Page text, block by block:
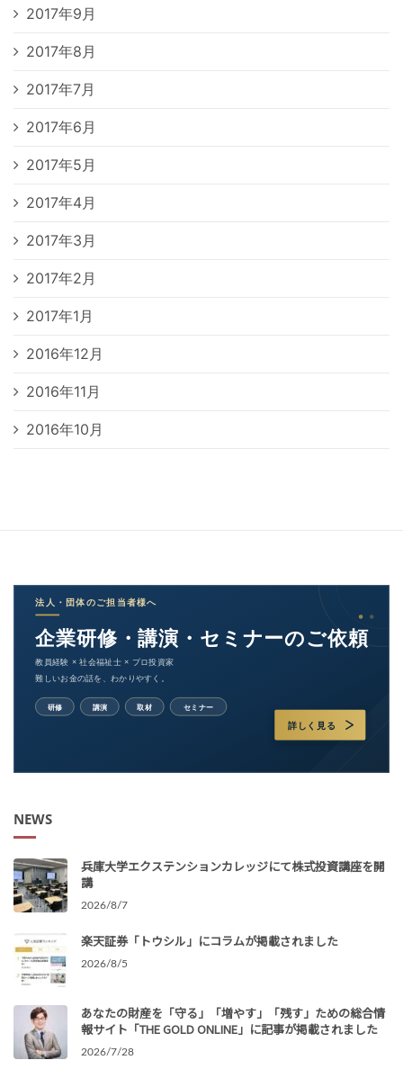
2017年9月
2017年8月
2017年7月
2017年6月
2017年5月
2017年4月
2017年3月
2017年2月
2017年1月
2016年12月
2016年11月
2016年10月
NEWS
兵庫大学エクステンションカレッジにて株式投資講座を開
講
2026/8/7
楽天証券「トウシル」にコラムが掲載されました
2026/8/5
あなたの財産を「守る」「増やす」「残す」ための総合情
報サイト「THE GOLD ONLINE」に記事が掲載されました
2026/7/28